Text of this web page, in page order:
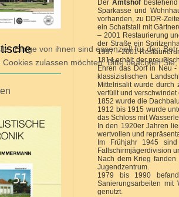
DerAmtshof
Sparkasse und
vorhanden, zu DDR-
ein Schafstall mit
– 2001 Restaurierung
der Straße ein
1997 – 2001
1814 erhält der
Ehren das Dorf in Neu
klassizistischen
Mittelrisalit wurde durch
verfüllt und verschwindet
1852 wurde die
1912 bis 1915 wurde
das Schloss mit
In den 1920er Jahren
wertvollen und
Im Frühjahr 1945
Fallschirmjägerdivision
Nach dem Krieg
Jugendzentrum.
1979 bis 1990
Sanierungsarbeiten mit
genutzt.
Einige von ihnen sind essenziell für den
zulassen möchten. Bitte beachten